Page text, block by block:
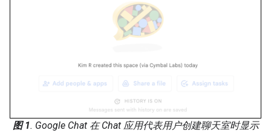
图 1. Google Chat 在 Chat 应用代表用户创建聊天室时显示